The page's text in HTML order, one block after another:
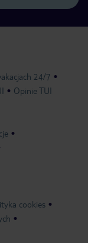
24/7
Opinie TUI
cookies